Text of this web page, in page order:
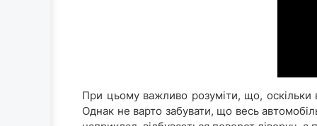
При цьому важливо розуміти, що, оскільки
Однак не варто забувати, що весь